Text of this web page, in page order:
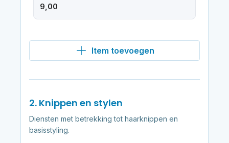
Item toevoegen
2. Knippen en stylen
Diensten met betrekking tot haarknippen en
basisstyling.